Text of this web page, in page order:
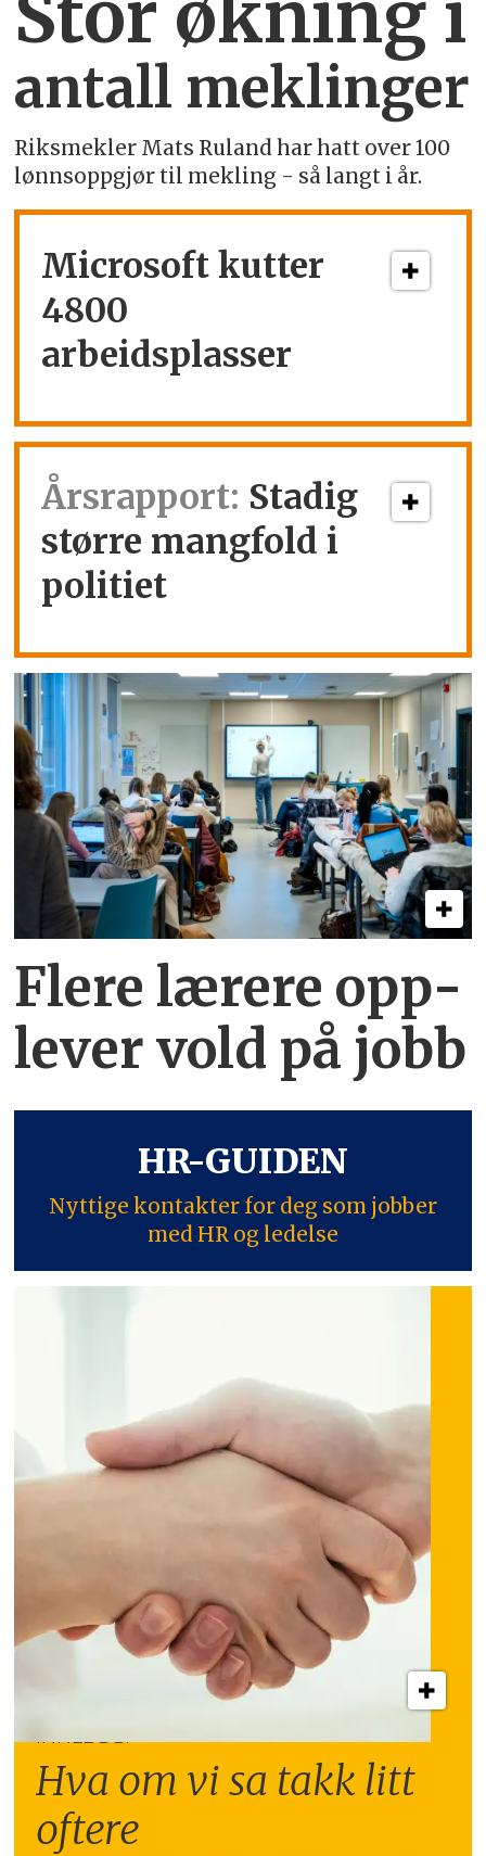
antall meklinger
Riksmekler Mats Ruland har hatt over 100
lønnsoppgjør til mekling - så langt i år.
Microsoft kutter
4800
arbeidsplasser
Årsrapport: Stadig
større mangfold i
politiet
Flere lærere opp­
lever vold på jobb
HR-GUIDEN
Nyttige kontakter for deg som jobber
med HR og ledelse
INNLEGG:
Hva om vi sa takk litt
oftere